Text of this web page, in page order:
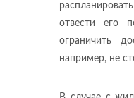
отвести его
ограничить
например, не